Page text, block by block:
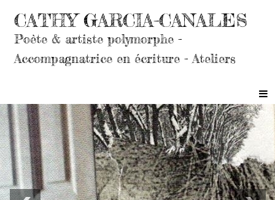
CATHY GARCIA-CANALES
Poète & artiste polymorphe -
Accompagnatrice en écriture - Ateliers